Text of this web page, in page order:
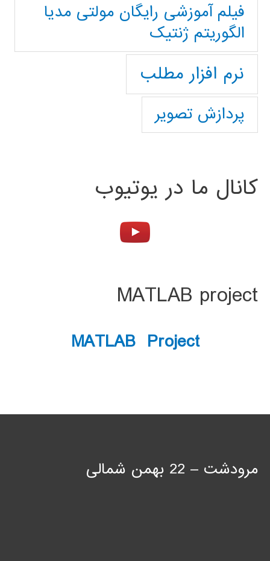
فیلم آموزشی رایگان مولتی مدیا
الگوریتم ژنتیک
نرم افزار مطلب
پردازش تصویر
کانال ما در یوتیوب
MATLAB project
MATLAB Project
مرودشت – 22 بهمن شمالی